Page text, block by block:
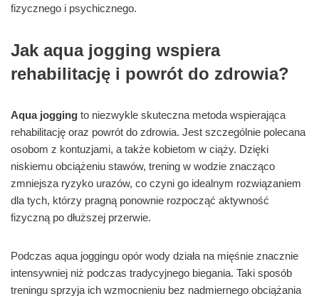
fizycznego i psychicznego.
Jak aqua jogging wspiera
rehabilitację i powrót do zdrowia?
Aqua jogging to niezwykle skuteczna metoda wspierająca
rehabilitację oraz powrót do zdrowia. Jest szczególnie polecana
osobom z kontuzjami, a także kobietom w ciąży. Dzięki
niskiemu obciążeniu stawów, trening w wodzie znacząco
zmniejsza ryzyko urazów, co czyni go idealnym rozwiązaniem
dla tych, którzy pragną ponownie rozpocząć aktywność
fizyczną po dłuższej przerwie.
Podczas aqua joggingu opór wody działa na mięśnie znacznie
intensywniej niż podczas tradycyjnego biegania. Taki sposób
treningu sprzyja ich wzmocnieniu bez nadmiernego obciążania